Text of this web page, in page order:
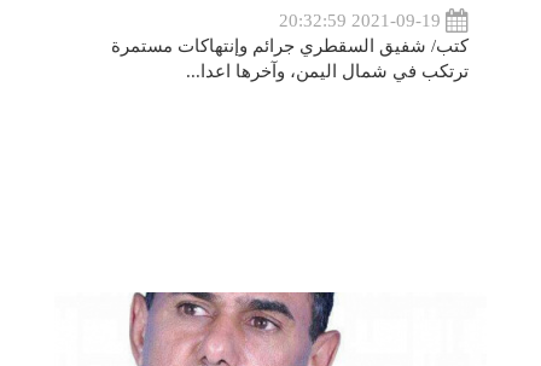
كتب/ شفيق السقطري جرائم وإنتهاكات مستمرة
ترتكب في شمال اليمن، وآخرها اعدا...